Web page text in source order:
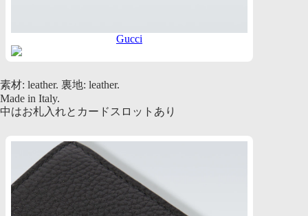
Gucci
素材: leather. 裏地: leather.
Made in Italy.
中はお札入れとカードスロットあり